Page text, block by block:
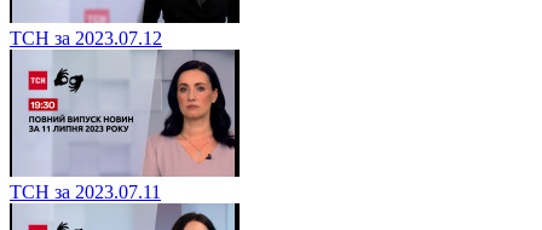
ТСН за 2023.07.12
ТСН за 2023.07.11